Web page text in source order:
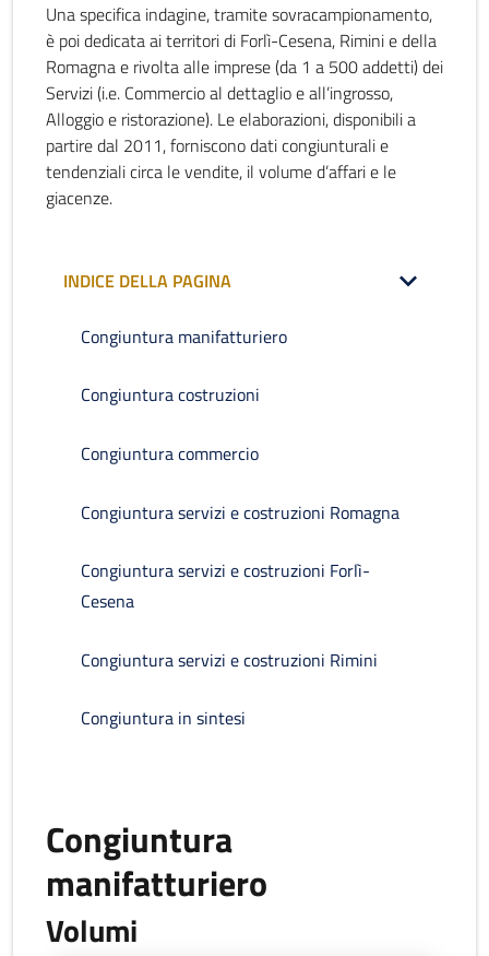
Una specifica indagine, tramite sovracampionamento,
è poi dedicata ai territori di Forlì-Cesena, Rimini e della
Romagna e rivolta alle imprese (da 1 a 500 addetti) dei
Servizi (i.e. Commercio al dettaglio e all’ingrosso,
Alloggio e ristorazione). Le elaborazioni, disponibili a
partire dal 2011, forniscono dati congiunturali e
tendenziali circa le vendite, il volume d’affari e le
giacenze.
INDICE DELLA PAGINA
Congiuntura manifatturiero
Congiuntura costruzioni
Congiuntura commercio
Congiuntura servizi e costruzioni Romagna
Congiuntura servizi e costruzioni Forlì-
Cesena
Congiuntura servizi e costruzioni Rimini
Congiuntura in sintesi
Congiuntura
manifatturiero
Volumi